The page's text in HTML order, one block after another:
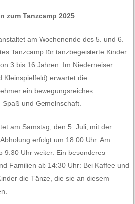
zum Tanzcamp 2025
am Wochenende des 5. und 6.
Tanzcamp für tanzbegeisterte Kinder
3 bis 16 Jahren. Im Niederneiser
Kleinspielfeld) erwartet die
ein bewegungsreiches
und Gemeinschaft.
am Samstag, den 5. Juli, mit der
erfolgt um 18:00 Uhr. Am
9:30 Uhr weiter. Ein besonderes
Familien ab 14:30 Uhr: Bei Kaffee und
die Tänze, die sie an diesem